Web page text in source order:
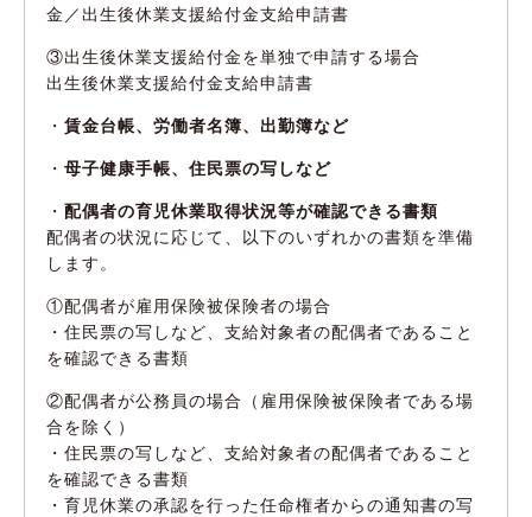
金／出生後休業支援給付金支給申請書
③出生後休業支援給付金を単独で申請する場合
出生後休業支援給付金支給申請書
・賃金台帳、労働者名簿、出勤簿など
・母子健康手帳、住民票の写しなど
・配偶者の育児休業取得状況等が確認できる書類
配偶者の状況に応じて、以下のいずれかの書類を準備
します。
①配偶者が雇用保険被保険者の場合
・住民票の写しなど、支給対象者の配偶者であること
を確認できる書類
②配偶者が公務員の場合（雇用保険被保険者である場
合を除く）
・住民票の写しなど、支給対象者の配偶者であること
を確認できる書類
・育児休業の承認を行った任命権者からの通知書の写